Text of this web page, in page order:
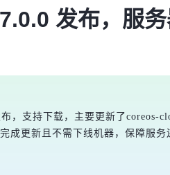
发布，服
，支持下载，主要更新了
成更新且不需下线机器，保障服